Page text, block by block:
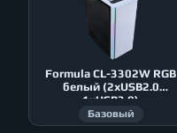
Formula CL-3302W RGB
белый (2xUSB2.0
1xUSB3.0)
Базовый